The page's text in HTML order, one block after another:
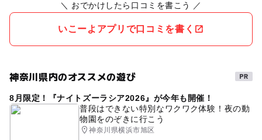
＼ おでかけしたら口コミを書こう ／
いこーよアプリで口コミを書く
神奈川県内のオススメの遊び
8月限定！『ナイトズーラシア2026』が今年も開催！
普段はできない特別なワクワク体験！夜の動
物園をのぞきに行こう
神奈川県横浜市旭区